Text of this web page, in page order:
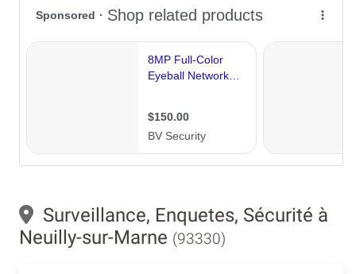
Surveillance, Enquetes, Sécurité à
Neuilly-sur-Marne (93330)